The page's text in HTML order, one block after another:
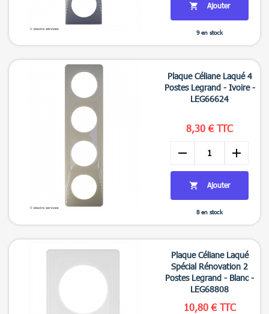
Aperçu rapide
 Ajouter
9 en stock

Plaque Céliane Laqué 4
Postes Legrand - Ivoire -
LEG66624
8,30 € TTC
remove add
 Ajouter
8 en stock
Plaque Céliane Laqué
Spécial Rénovation 2
Postes Legrand - Blanc -
LEG68808
10,80 € TTC